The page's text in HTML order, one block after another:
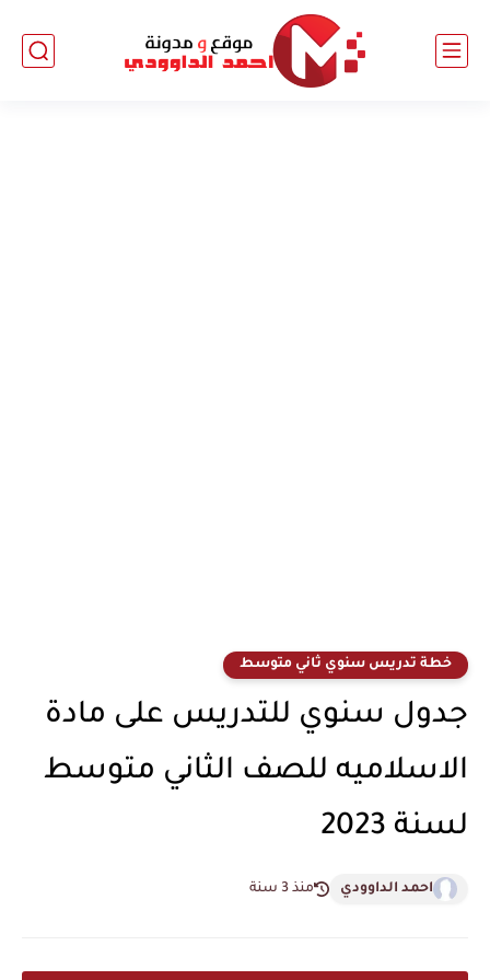
خطة تدريس سنوي ثاني متوسط
جدول سنوي للتدريس على مادة
الاسلاميه للصف الثاني متوسط
لسنة 2023
احمد الداوودي منذ 3 سنة